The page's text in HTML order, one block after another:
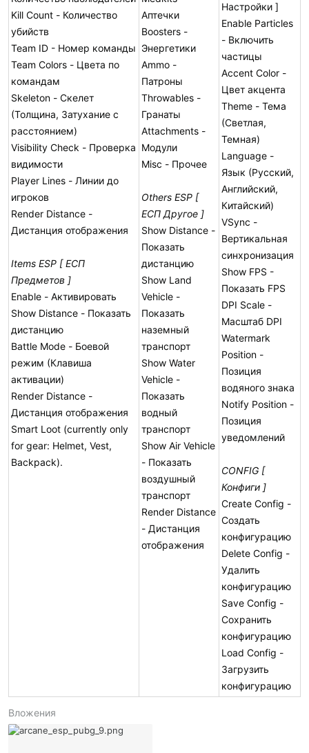
Kill Count - Количество
убийств
Team ID - Номер команды
Team Colors - Цвета по
командам
Skeleton - Скелет
(Толщина, Затухание с
расстоянием)
Visibility Check - Проверка
видимости
Player Lines - Линии до
игроков
Render Distance -
Дистанция отображения
Items ESP [ ЕСП
Предметов ]
Enable - Активировать
Show Distance - Показать
дистанцию
Battle Mode - Боевой
режим (Клавиша
активации)
Render Distance -
Дистанция отображения
Smart Loot (currently only
for gear: Helmet, Vest,
Backpack).
Аптечки
Boosters -
Энергетики
Ammo -
Патроны
Throwables -
Гранаты
Attachments -
Модули
Misc - Прочее
Others ESP [
ЕСП Другое ]
Show Distance -
Показать
дистанцию
Show Land
Vehicle -
Показать
наземный
транспорт
Show Water
Vehicle -
Показать
водный
транспорт
Show Air Vehicle
- Показать
воздушный
транспорт
Render Distance
- Дистанция
отображения
Настройки ]
Enable Particles
- Включить
частицы
Accent Color -
Цвет акцента
Theme - Тема
(Светлая,
Темная)
Language -
Язык (Русский,
Английский,
Китайский)
VSync -
Вертикальная
синхронизация
Show FPS -
Показать FPS
DPI Scale -
Масштаб DPI
Watermark
Position -
Позиция
водяного знака
Notify Position -
Позиция
уведомлений
CONFIG [
Конфиги ]
Create Config -
Создать
конфигурацию
Delete Config -
Удалить
конфигурацию
Save Config -
Сохранить
конфигурацию
Load Config -
Загрузить
конфигурацию
Вложения